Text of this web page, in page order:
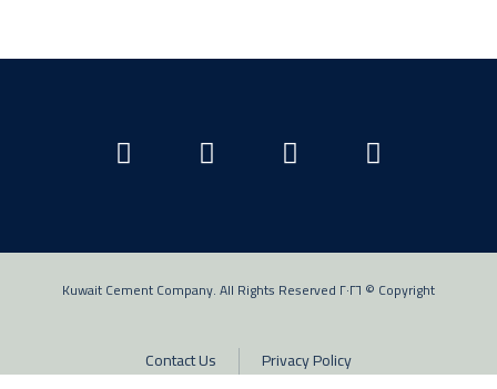
Copyright © ٢٠٢٦ Kuwait Cement Company. All Rights Reserved
Contact Us Privacy Policy